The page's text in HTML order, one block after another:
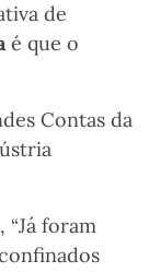
de
é que o
Contas da
, “Já foram